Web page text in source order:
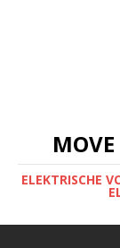
MOVE
ELEKTRISCHE